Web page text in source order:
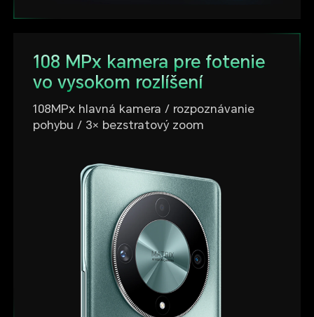
108 MPx kamera pre fotenie
vo vysokom rozlíšení
108MPx hlavná kamera / rozpoznávanie
pohybu / 3× bezstratový zoom